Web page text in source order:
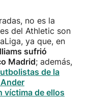
no es la
del Athletic son
ya que, en
sufrió
Madrid; además,
de la
víctima de ellos